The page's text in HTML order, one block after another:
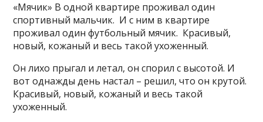
«Мячик» В одной квартире проживал один
спортивный мальчик. И с ним в квартире
проживал один футбольный мячик. Красивый,
новый, кожаный и весь такой ухоженный.
Он лихо прыгал и летал, он спорил с высотой. И
вот однажды день настал – решил, что он крутой.
Красивый, новый, кожаный и весь такой
ухоженный.